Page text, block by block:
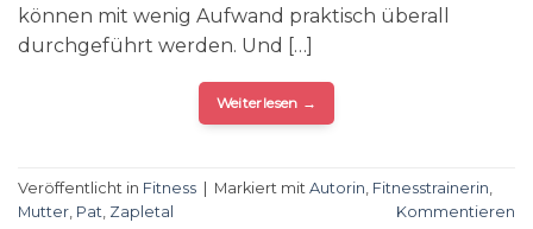
können mit wenig Aufwand praktisch überall
durchgeführt werden. Und […]
Weiterlesen →
Veröffentlicht in Fitness Markiert mit Autorin Fitnesstrainerin
Mutter Pat Zapletal Kommentieren